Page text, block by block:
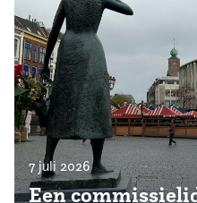
7 juli 2026
Een